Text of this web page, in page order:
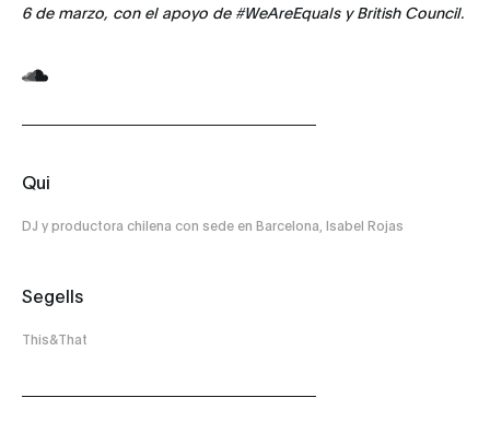
6 de marzo, con el apoyo de #WeAreEquals y British Council.
Qui
DJ y productora chilena con sede en Barcelona, Isabel Rojas
Segells
This&That